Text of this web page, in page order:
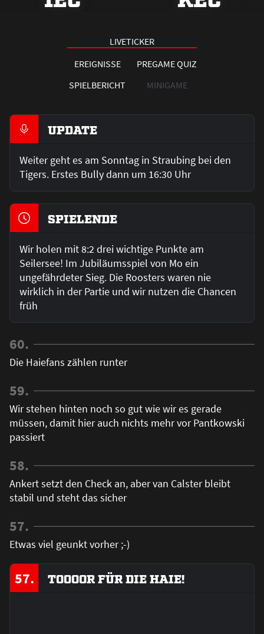
LIVETICKER
EREIGNISSE
PREGAME QUIZ
SPIELBERICHT
MINIGAME
UPDATE
Weiter geht es am Sonntag in Straubing bei den
Tigers. Erstes Bully dann um 16:30 Uhr
SPIELENDE
Wir holen mit 8:2 drei wichtige Punkte am
Seilersee! Im Jubiläumsspiel von Mo ein
ungefährdeter Sieg. Die Roosters waren nie
wirklich in der Partie und wir nutzen die Chancen
früh
60.
Die Haiefans zählen runter
59.
Wir stehen hinten noch so gut wie wir es gerade
müssen, damit hier auch nichts mehr vor Pantkowski
passiert
58.
Ankert setzt den Check an, aber van Calster bleibt
stabil und steht das sicher
57.
Etwas viel geunkt vorher ;-)
57. TOOOOR FÜR DIE HAIE!